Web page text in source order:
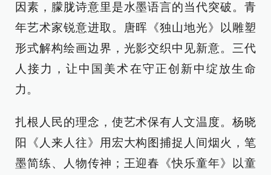
因素，朦胧诗意里是水墨语言的当代突破。青
年艺术家锐意进取。唐晖《独山地光》以雕塑
形式解构绘画边界，光影交织中见新意。三代
人接力，让中国美术在守正创新中绽放生命
力。
扎根人民的理念，使艺术保有人文温度。杨晓
阳《人来人往》用宏大构图捕捉人间烟火，笔
墨简练、人物传神；王迎春《快乐童年》以童